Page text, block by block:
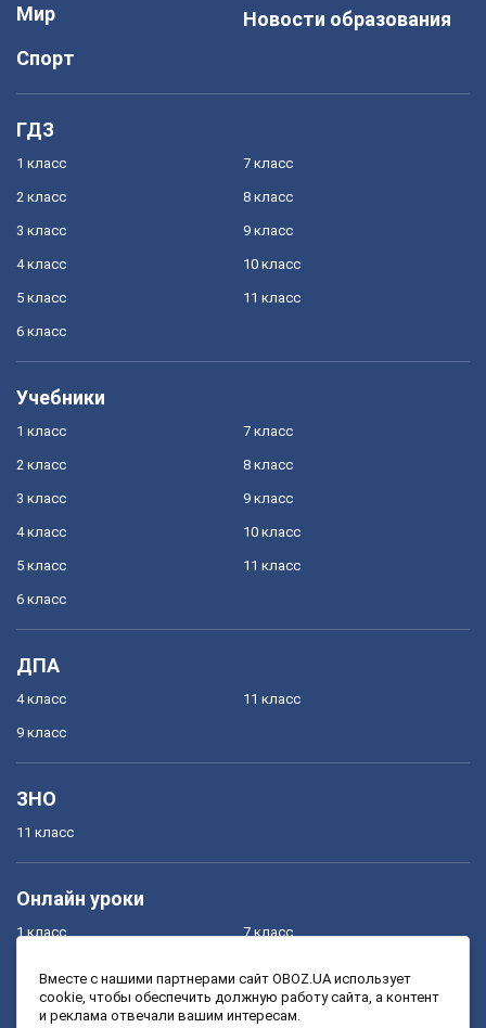
Мир
Спорт
Новости образования
ГДЗ
1 класс
2 класс
3 класс
4 класс
5 класс
6 класс
7 класс
8 класс
9 класс
10 класс
11 класс
Учебники
1 класс
2 класс
3 класс
4 класс
5 класс
6 класс
7 класс
8 класс
9 класс
10 класс
11 класс
ДПА
4 класс
9 класс
11 класс
ЗНО
11 класс
Онлайн уроки
1 класс
3 класс
7 класс
9 класс
Вместе с нашими партнерами сайт OBOZ.UA использует
cookie, чтобы обеспечить должную работу сайта, а контент
и реклама отвечали вашим интересам.